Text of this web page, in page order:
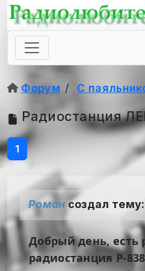
Форум С
Радиостанция
1
Романсоздал тему:
Добрый день, есть
радиостанция Р-